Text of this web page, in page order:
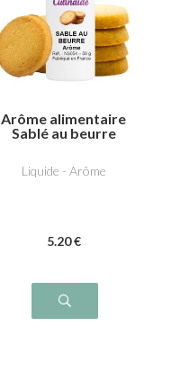
Arôme alimentaire
Sablé au beurre
Liquide - Arôme
5.20 €